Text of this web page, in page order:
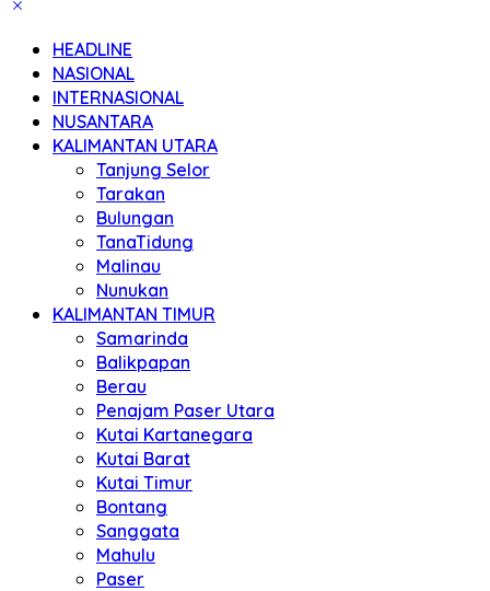
HEADLINE
NASIONAL
INTERNASIONAL
NUSANTARA
KALIMANTAN UTARA
Tanjung Selor
Tarakan
Bulungan
TanaTidung
Malinau
Nunukan
KALIMANTAN TIMUR
Samarinda
Balikpapan
Berau
Penajam Paser Utara
Kutai Kartanegara
Kutai Barat
Kutai Timur
Bontang
Sanggata
Mahulu
Paser